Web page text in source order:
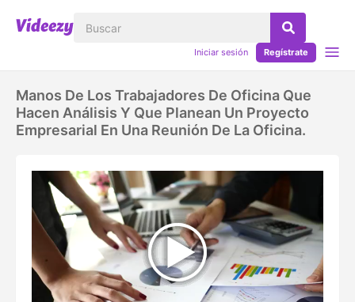
Iniciar sesión Regístrate
Manos De Los Trabajadores De Oficina Que
Hacen Análisis Y Que Planean Un Proyecto
Empresarial En Una Reunión De La Oficina.